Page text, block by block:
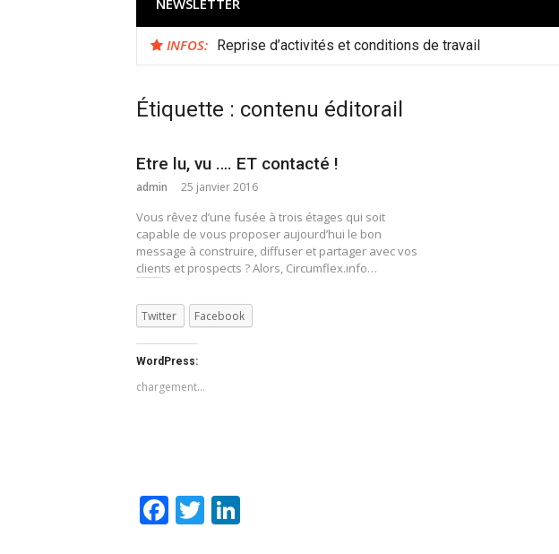
NEWSLETTER
INFOS: Reprise d’activités et conditions de travail
Étiquette : contenu éditorail
Etre lu, vu …. ET contacté !
admin 25 janvier 2016
Vous rêvez d’une fusée à trois étages qui soit
capable de vous proposer aujourd’hui le bon
message à construire, diffuser et partager avec vos
clients et prospects ? Alors, Circumflex.info…
Twitter Facebook
WordPress:
chargement…
Facebook
Twitter